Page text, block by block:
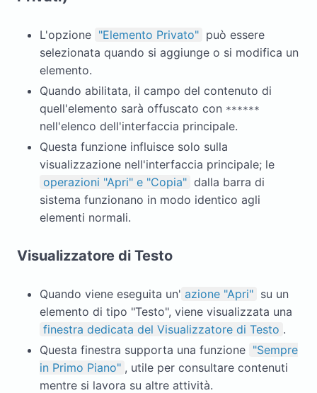
L'opzione "Elemento Privato" può essere
selezionata quando si aggiunge o si modifica un
elemento.
Quando abilitata, il campo del contenuto di
quell'elemento sarà offuscato con ******
nell'elenco dell'interfaccia principale.
Questa funzione influisce solo sulla
visualizzazione nell'interfaccia principale; le
operazioni "Apri" e "Copia" dalla barra di
sistema funzionano in modo identico agli
elementi normali.
Visualizzatore di Testo
Quando viene eseguita un' azione "Apri" su un
elemento di tipo "Testo", viene visualizzata una
finestra dedicata del Visualizzatore di Testo .
Questa finestra supporta una funzione "Sempre
in Primo Piano" , utile per consultare contenuti
mentre si lavora su altre attività.